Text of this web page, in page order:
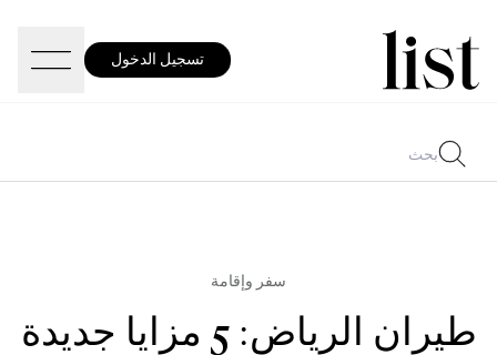
تسجيل الدخول
سفر وإقامة
طيران الرياض: 5 مزايا جديدة